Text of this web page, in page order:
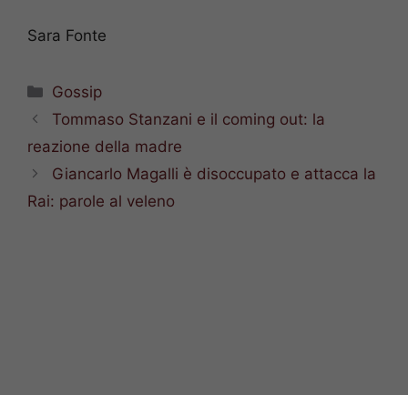
Sara Fonte
Categorie
Gossip
Tommaso Stanzani e il coming out: la
reazione della madre
Giancarlo Magalli è disoccupato e attacca la
Rai: parole al veleno